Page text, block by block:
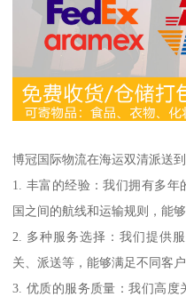
博冠国际物流在海运双清派送
1. 丰富的经验：我们拥有多
国之间的航线和运输规则，能
2. 多种服务选择：我们提供
关、派送等，能够满足不同客户
3. 优质的服务质量：我们高